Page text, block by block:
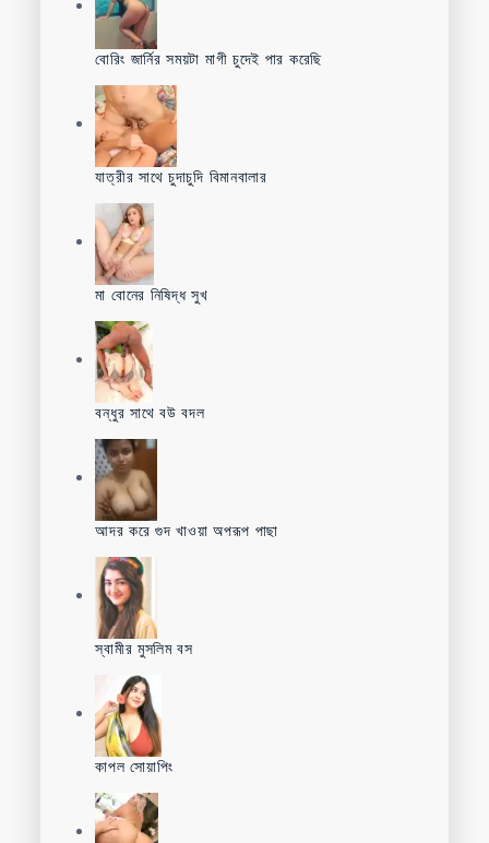
বোরিং জার্নির সময়টা মাগী চুদেই পার করেছি
যাত্রীর সাথে চুদাচুদি বিমানবালার
মা বোনের নিষিদ্ধ সুখ
বন্ধুর সাথে বউ বদল
আদর করে গুদ খাওয়া অপরূপ পাছা
স্বামীর মুসলিম বস
কাপল সোয়াপিং